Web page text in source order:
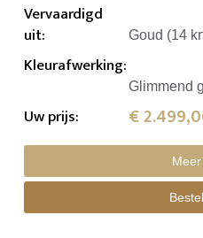
Vervaardigd
uit: Goud (14
Kleurafwerking:
Glimmend
Uw prijs: €
Bestel